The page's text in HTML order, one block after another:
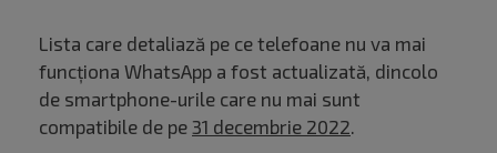
Lista care detaliază pe ce telefoane nu va mai
funcționa WhatsApp a fost actualizată, dincolo
de smartphone-urile care nu mai sunt
compatibile de pe 31 decembrie 2022.